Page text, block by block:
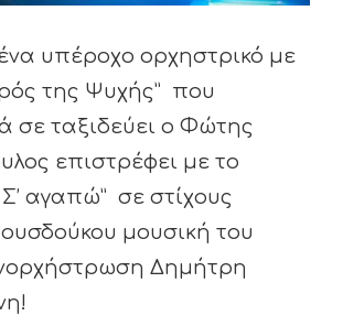
υπέροχο ορχηστρικό με
της Ψυχής” που
σε ταξιδεύει ο Φώτης
επιστρέφει με το
αγαπώ” σε στίχους
μουσική του
Δημήτρη